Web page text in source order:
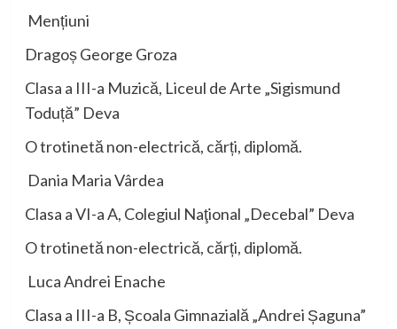
Mențiuni
Dragoș George Groza
Clasa a III-a Muzică, Liceul de Arte „Sigismund
Toduță” Deva
Otrotinetă non-electrică, cărți, diplomă.
Dania Maria Vârdea
Clasa a VI-a A, Colegiul Naţional „Decebal” Deva
O trotinetă non-electrică, cărți, diplomă.
Luca Andrei Enache
Clasa a III-a B, Școala Gimnazială „Andrei Șaguna”